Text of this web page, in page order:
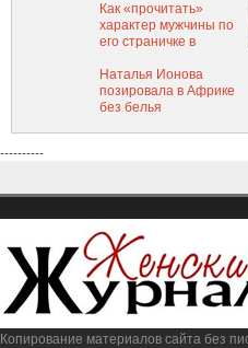
Как «прочитать»
характер мужчины по
его страничке в
Наталья Ионова
позировала в Африке
без белья
----------
Копирование материалов сайта без